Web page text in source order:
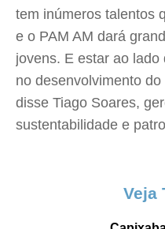
tem inúmeros talentos
e o PAM AM dará
jovens. E estar ao
no desenvolvimento
disse Tiago Soares,
sustentabilidade e
Veja